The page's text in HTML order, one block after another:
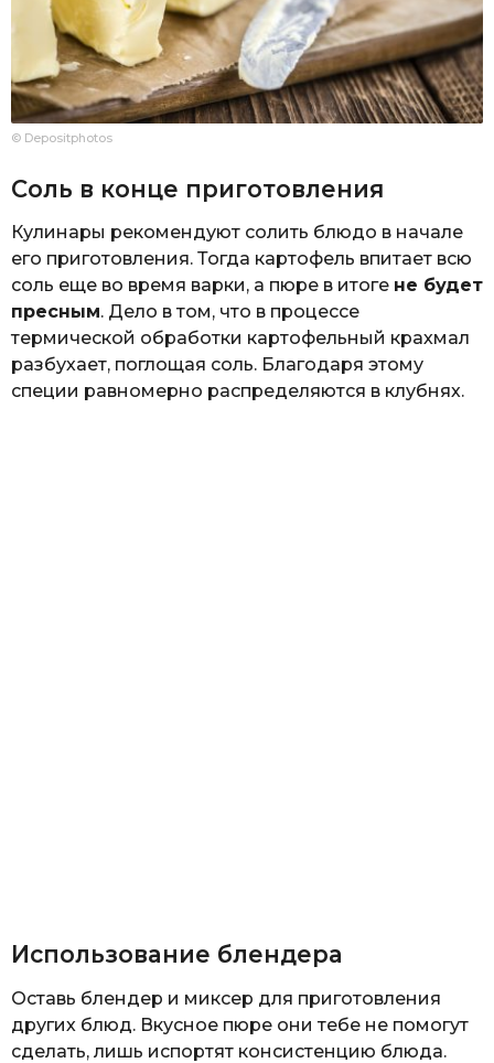
© Depositphotos
Соль в конце приготовления
Кулинары рекомендуют солить блюдо в начале
его приготовления. Тогда картофель впитает всю
соль еще во время варки, а пюре в итоге не будет
пресным. Дело в том, что в процессе
термической обработки картофельный крахмал
разбухает, поглощая соль. Благодаря этому
специи равномерно распределяются в клубнях.
Использование блендера
Оставь блендер и миксер для приготовления
других блюд. Вкусное пюре они тебе не помогут
сделать, лишь испортят консистенцию блюда.